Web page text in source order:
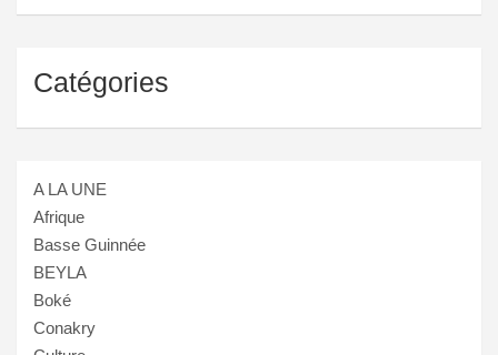
Catégories
A LA UNE
Afrique
Basse Guinnée
BEYLA
Boké
Conakry